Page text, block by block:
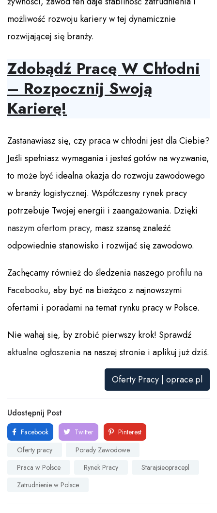
możliwość rozwoju kariery w tej dynamicznie
rozwijającej się branży.
Zdobądź Pracę W Chłodni
– Rozpocznij Swoją
Karierę!
Zastanawiasz się, czy praca w chłodni jest dla Ciebie?
Jeśli spełniasz wymagania i jesteś gotów na wyzwanie,
to może być idealna okazja do rozwoju zawodowego
w branży logistycznej. Współczesny rynek pracy
potrzebuje Twojej energii i zaangażowania. Dzięki
naszym ofertom pracy, masz szansę znaleźć
odpowiednie stanowisko i rozwijać się zawodowo.
Zachęcamy również do śledzenia naszego profilu na
Facebooku, aby być na bieżąco z najnowszymi
ofertami i poradami na temat rynku pracy w Polsce.
Nie wahaj się, by zrobić pierwszy krok! Sprawdź
aktualne ogłoszenia na naszej stronie i aplikuj już dziś.
Oferty Pracy | oprace.pl
Udostępnij Post
Facebook Twitter
Pinterest
Oferty pracy
Porady Zawodowe
Praca w Polsce
Rynek Pracy
Starajsieopracepl
Zatrudnienie w Polsce